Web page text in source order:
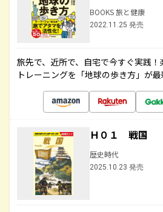
BOOKS 旅と健康
2022.11.25 発売
旅先で、近所で、自宅で今すぐ実践
トレーニングを「地球の歩き方」が
Ｈ０１ 戦国
歴史時代
2025.10.23 発売